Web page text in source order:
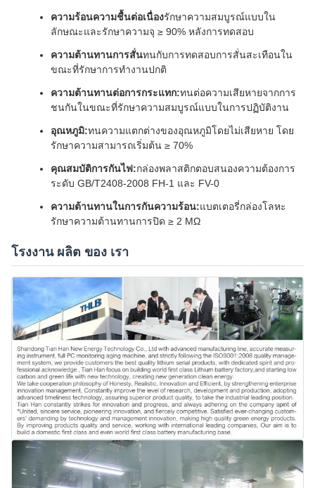
ความร้อนความชื้นต่อเนื่องรักษาความสมบูรณ์แบบใน
ลักษณะและรักษาความจุ ≥ 90% หลังการทดสอบ
ความต้านทานการสั่นทนกับการทดสอบการสั่นสะเทือนใน
ขณะที่รักษาการทํางานปกติ
ความต้านทานต่อการกระแทก:ทนต่อความเสียหายจากการ
ชนกันในขณะที่รักษาความสมบูรณ์แบบในการปฏิบัติงาน
อุณหภูมิ:ทนความแตกต่างของอุณหภูมิโดยไม่เสียหาย โดย
รักษาความสามารถเริ่มต้น ≥ 70%
คุณสมบัติการกันไฟ:กล่องพลาสติกตอบสนองความต้องการ
ระดับ GB/T2408-2008 FH-1 และ FV-0
ความต้านทานในการกันความร้อน:แบตเตอรี่กล่องโลหะ
รักษาความต้านทานการปิด ≥ 2 MΩ
โรงงาน ผลิต ของ เรา